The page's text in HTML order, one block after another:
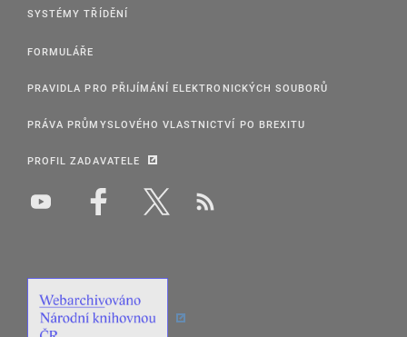
SYSTÉMY TŘÍDĚNÍ
FORMULÁŘE
PRAVIDLA PRO PŘIJÍMÁNÍ ELEKTRONICKÝCH SOUBORŮ
PRÁVA PRŮMYSLOVÉHO VLASTNICTVÍ PO BREXITU
PROFIL ZADAVATELE